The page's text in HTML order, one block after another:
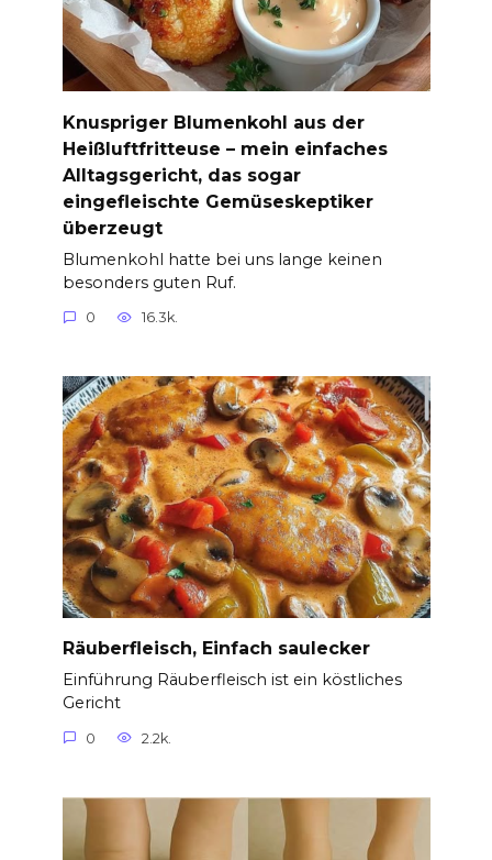
Knuspriger Blumenkohl aus der
Heißluftfritteuse – mein einfaches
Alltagsgericht, das sogar
eingefleischte Gemüseskeptiker
überzeugt
Blumenkohl hatte bei uns lange keinen
besonders guten Ruf.
0 16.3k.
Räuberfleisch, Einfach saulecker
Einführung Räuberfleisch ist ein köstliches
Gericht
0 2.2k.